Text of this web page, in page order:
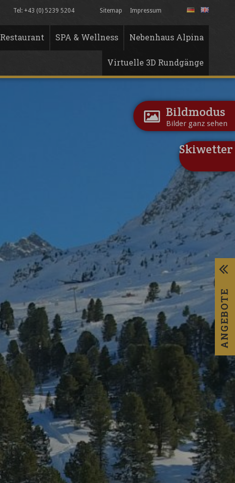
Sitemap Impressum
Tel: +43 (0) 5239 5204
Restaurant SPA & Wellness Nebenhaus Alpina
Virtuelle 3D Rundgänge
Bildmodus
Bilder ganz sehen
Skiwetter